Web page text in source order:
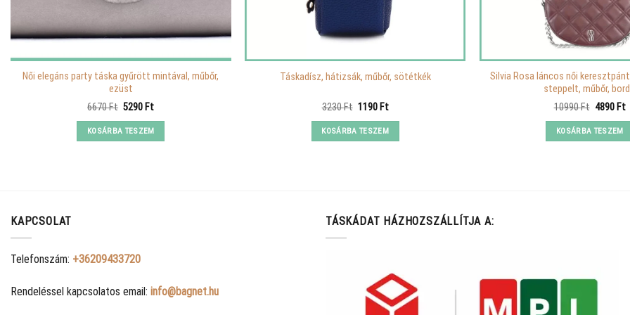
Női elegáns party táska gyűrött mintával, műbőr,
ezüst
6670Ft Original
was:
6670 Ft.
5290 FtCurrent
is:
5290 Ft.
KOSÁRBA TESZEM
Táskadísz, hátizsák, műbőr, sötétkék
3230Ft Original
was:
3230 Ft.
1190 FtCurrent
is:
1190 Ft.
KOSÁRBA TESZEM
Silvia Rosa láncos női
steppelt, műbőr,
10990Ft Original
was:
10990 Ft.
4890 Ft
KOSÁRBA TESZEM
KAPCSOLAT
Telefonszám: +36209433720
Rendeléssel kapcsolatos email: info@bagnet.hu
TÁSKÁDAT HÁZHOZSZÁLLÍTJA A: